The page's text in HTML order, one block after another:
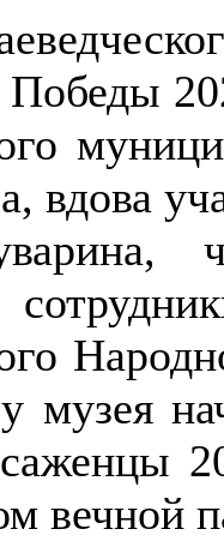
вдова
музея
вечной